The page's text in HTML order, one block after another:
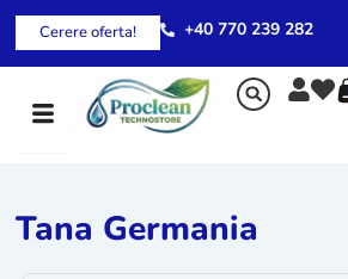
Skip
content
Cerere oferta! +40 770 239 282
Tana Germania